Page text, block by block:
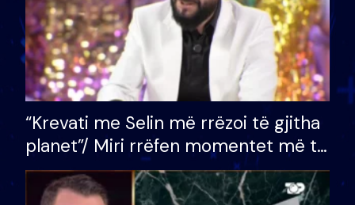
“Krevati me Selin më rrëzoi të gjitha
planet”/ Miri rrëfen momentet më të
bukura në shtëpinë e BB VIP: Do më
mungojë zilja e mëngjesit kur…